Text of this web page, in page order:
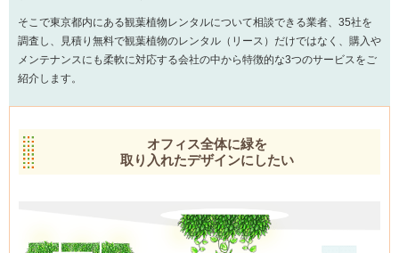
そこで東京都内にある観葉植物レンタルについて相談できる業者、35社を
調査し、見積り無料で観葉植物のレンタル（リース）だけではなく、購入や
メンテナンスにも柔軟に対応する会社の中から特徴的な3つのサービスをご
紹介します。
オフィス全体に緑を
取り入れたデザインにしたい